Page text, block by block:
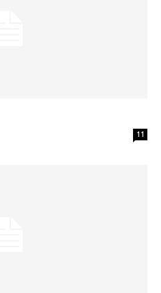
11